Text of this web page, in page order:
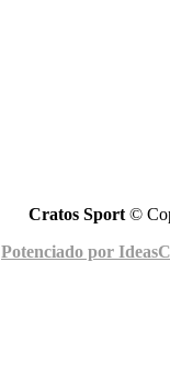
Cratos Sport ©
Potenciado por